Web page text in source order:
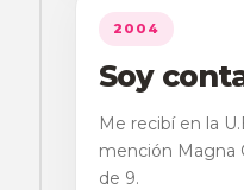
2004
Soy
Me recibí en la
mención Magna
de 9.